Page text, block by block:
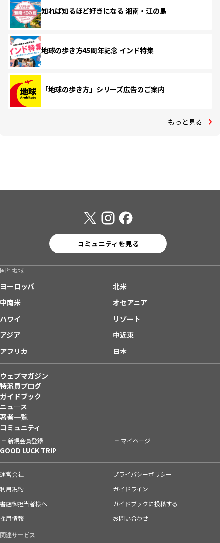
知れば知るほど好きになる 湘南・江の島
地球の歩き方45周年記念 インド特集
「地球の歩き方」シリーズ広告のご案内
もっと見る
コミュニティを見る
国と地域
ヨーロッパ
北米
中南米
オセアニア
ハワイ
リゾート
アジア
中近東
アフリカ
日本
ウェブマガジン
特派員ブログ
ガイドブック
ニュース
著者一覧
コミュニティ
新規会員登録 マイページ
GOOD LUCK TRIP
運営会社
プライバシーポリシー
利用規約
ガイドライン
書店御担当者様へ
ガイドブックに投稿する
採用情報
お問い合わせ
関連サービス